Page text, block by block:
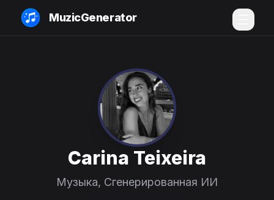
MuzicGenerator
Carina Teixeira
Музыка, Сгенерированная ИИ